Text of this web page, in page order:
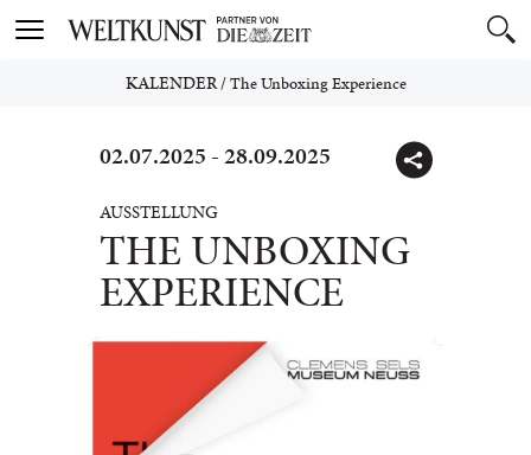
Toggle
KALENDER/The Unboxing Experience
02.07.2025 - 28.09.2025
AUSSTELLUNG
THE UNBOXING
EXPERIENCE